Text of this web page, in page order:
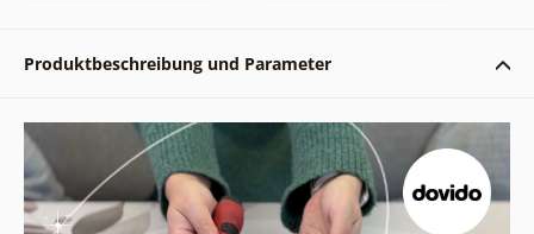
Produktbeschreibung und Parameter